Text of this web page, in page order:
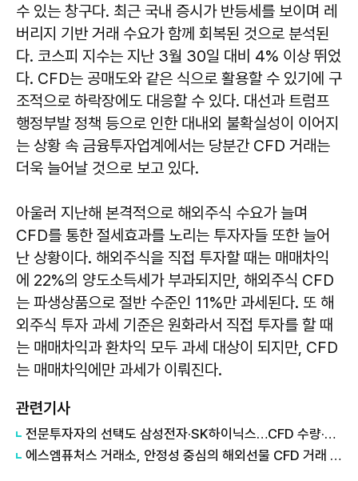
수 있는 창구다. 최근 국내 증시가 반등세를 보이며 레
버리지 기반 거래 수요가 함께 회복된 것으로 분석된
다. 코스피 지수는 지난 3월 30일 대비 4% 이상 뛰었
다. CFD는 공매도와 같은 식으로 활용할 수 있기에 구
조적으로 하락장에도 대응할 수 있다. 대선과 트럼프
행정부발 정책 등으로 인한 대내외 불확실성이 이어지
는 상황 속 금융투자업계에서는 당분간 CFD 거래는
더욱 늘어날 것으로 보고 있다.
아울러 지난해 본격적으로 해외주식 수요가 늘며
CFD를 통한 절세효과를 노리는 투자자들 또한 늘어
난 상황이다. 해외주식을 직접 투자할 때는 매매차익
에 22%의 양도소득세가 부과되지만, 해외주식 CFD
는 파생상품으로 절반 수준인 11%만 과세된다. 또 해
외주식 투자 과세 기준은 원화라서 직접 투자를 할 때
는 매매차익과 환차익 모두 과세 대상이 되지만, CFD
는 매매차익에만 과세가 이뤄진다.
관련기사
전문투자자의 선택도 삼성전자·SK하이닉스…CFD 수량·금액 동반 급증
에스엠퓨처스 거래소, 안정성 중심의 해외선물 CFD 거래 환경 강화